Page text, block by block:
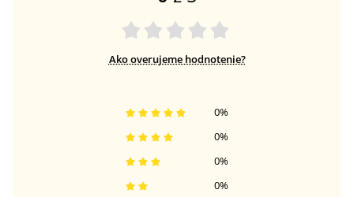
Ako overujeme hodnotenie?
0%
0%
0%
0%